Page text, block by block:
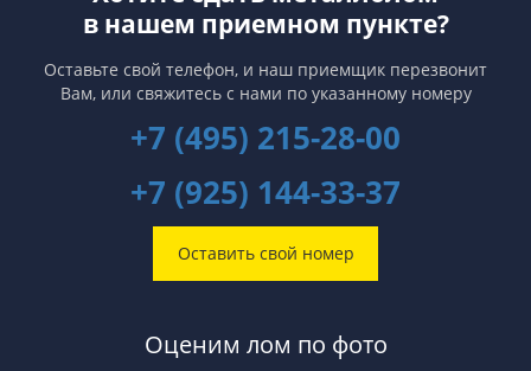
странах наблюдается тенденция
понижения экспорта
улучшение экономической
обстановки. И если Китай сделает
запасах металлов между Западом
и Восток продлится еще не один
в нашем приемном пункте?
Оставьте свой телефон, и наш приемщик перезвонит
Вам, или свяжитесь с нами по указанному номеру
+7 (495) 215-28-00
+7 (925) 144-33-37
Оставить свой номер
Оценим лом по фото